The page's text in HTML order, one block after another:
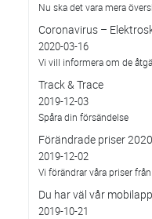
Nu ska det vara mera
Coronavirus –
2020-03-16
Vi vill informera om de
Track & Trace
2019-12-03
Spåra din försändelse
Förändrade priser
2019-12-02
Vi förändrar våra priser
Du har väl vår
2019-10-21